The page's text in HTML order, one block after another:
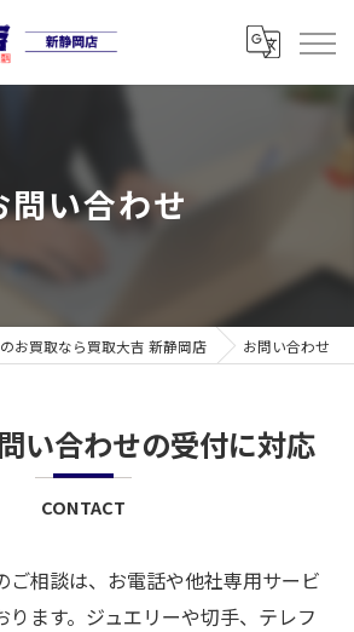
問い合わせ
お買取なら買取大吉 新静岡店 お問い合わせ
い合わせの受付に対応
CONTACT
ご相談は、お電話や他社専用サービ
ります。ジュエリーや切手、テレフ